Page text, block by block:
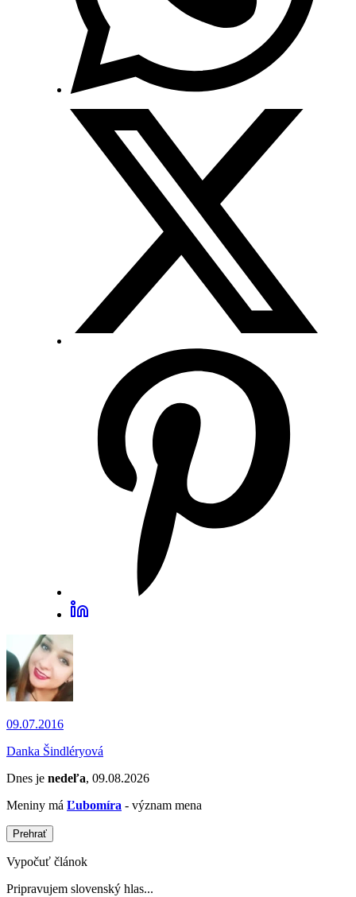
09.07.2016
Danka Šindléryová
Dnes je nedeľa, 09.08.2026
Meniny má Ľubomíra - význam mena
Prehrať
Vypočuť článok
Pripravujem slovenský hlas...